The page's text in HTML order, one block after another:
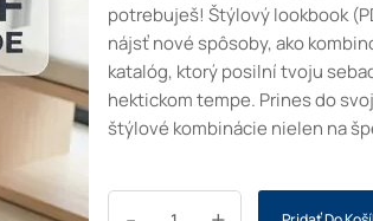
potrebuješ! Štýlový lookbook
nájsť nové spôsoby, ako
katalóg, ktorý posilní tvoju
hektickom tempe. Prines do
štýlové kombinácie nielen na